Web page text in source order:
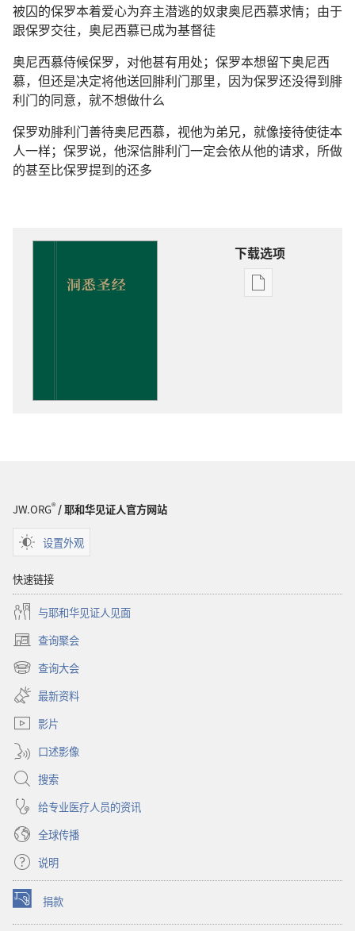
被囚的保罗本着爱心为弃主潜逃的奴隶奥尼西慕求情；由于
跟保罗交往，奥尼西慕已成为基督徒
奥尼西慕侍候保罗，对他甚有用处；保罗本想留下奥尼西
慕，但还是决定将他送回腓利门那里，因为保罗还没得到腓
利门的同意，就不想做什么
保罗劝腓利门善待奥尼西慕，视他为弟兄，就像接待使徒本
人一样；保罗说，他深信腓利门一定会依从他的请求，所做
的甚至比保罗提到的还多
下载选项
出
JW.ORG®/ 耶和华见证人官方网站
设置外观
快速链接
与耶和华见证人见面
查询聚会
（打
开
新
窗
口）
查询大会
（打
开
新
窗
最新资料
影片
口述影像
搜索
给专业医疗人员的资讯
全球传播
说明
捐款
（打
开